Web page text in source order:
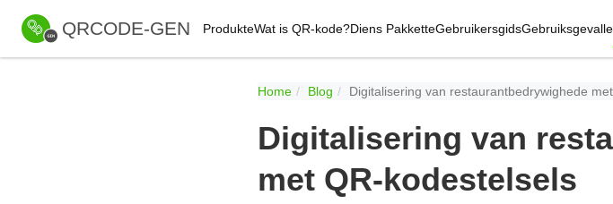
QRCODE-GEN ProdukteWat is QR-kode?Diens PakketteGebruikersgidsGebruiksgevalle
Home Blog Digitalisering van restaurantbedrywighede
Digitalisering van
met QR-kodestelsels